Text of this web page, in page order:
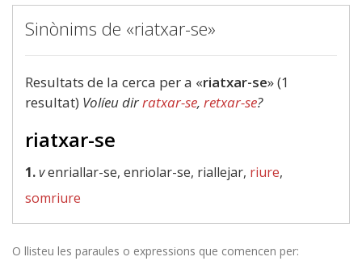
Sinònims de «riatxar-se»
Resultats de la cerca per a «riatxar-se» (1
resultat) Volíeu dirratxar-se, retxar-se?
riatxar-se
1.venriallar-se, enriolar-se, riallejar, riure,
somriure
O llisteu les paraules o expressions que comencen per: